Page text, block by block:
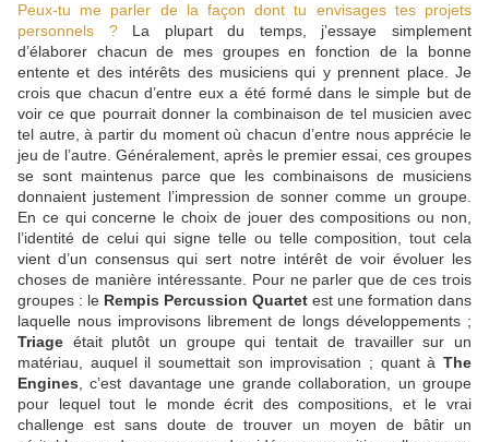
Peux-tu me parler de la façon dont tu envisages tes projets
personnels ?La plupart du temps, j’essaye simplement
d’élaborer chacun de mes groupes en fonction de la bonne
entente et des intérêts des musiciens qui y prennent place. Je
crois que chacun d’entre eux a été formé dans le simple but de
voir ce que pourrait donner la combinaison de tel musicien avec
tel autre, à partir du moment où chacun d’entre nous apprécie le
jeu de l’autre. Généralement, après le premier essai, ces groupes
se sont maintenus parce que les combinaisons de musiciens
donnaient justement l’impression de sonner comme un groupe.
En ce qui concerne le choix de jouer des compositions ou non,
l’identité de celui qui signe telle ou telle composition, tout cela
vient d’un consensus qui sert notre intérêt de voir évoluer les
choses de manière intéressante. Pour ne parler que de ces trois
groupes : le Rempis Percussion Quartet est une formation dans
laquelle nous improvisons librement de longs développements ;
Triage était plutôt un groupe qui tentait de travailler sur un
matériau, auquel il soumettait son improvisation ; quant à The
Engines , c’est davantage une grande collaboration, un groupe
pour lequel tout le monde écrit des compositions, et le vrai
challenge est sans doute de trouver un moyen de bâtir un